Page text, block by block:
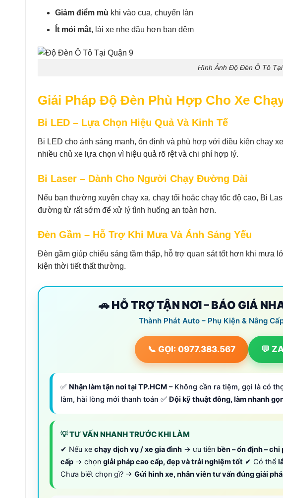
Giảm điểm mù khi vào cua, chuyển làn
Ít mỏi mắt, lái xe nhẹ đầu hơn ban đêm
Hình Ảnh Độ Đèn Ô Tô
Giải Pháp Độ Đèn Phù Hợp Cho Xe
Bi LED – Lựa Chọn Hiệu Quả Và Kinh Tế
Bi LED cho ánh sáng mạnh, ổn định và phù hợp với điều kiện chạy
nhiều chủ xe lựa chọn vì hiệu quả rõ rệt và chi phí hợp lý.
Bi Laser – Dành Cho Người Chạy Đường Dài
Nếu bạn thường xuyên chạy xa, chạy tối hoặc chạy tốc độ cao, Bi
đường từ rất sớm để xử lý tình huống an toàn hơn.
Đèn Gầm – Hỗ Trợ Khi Mưa Và Ánh Sáng Yếu
Đèn gầm giúp chiếu sáng tầm thấp, hỗ trợ quan sát tốt hơn khi mưa
kiện thời tiết thất thường.
🚗 HỖ TRỢ TẬN NƠI – BÁO GIÁ
Thành Phát Auto – Phụ Kiện & Nâng
📞 GỌI: 0977.383.567 💬
✅ Nhận làm tận nơi tại TP.HCM – Không cần ra tiệm, gọi là có
làm, hài lòng mới thanh toán ✅Đội kỹ thuật đông, làm nhanh
💡 TƯ VẤN NHANH TRƯỚC KHI LÀM
✔ Nếu xe chạy dịch vụ / xe gia đình → ưu tiên bền – ổn định – chi
cấp → chọn giải pháp cao cấp, đẹp và trải nghiệm tốt ✔ Có thể
Chưa biết chọn gì? → Gửi hình xe, nhân viên tư vấn đúng giải